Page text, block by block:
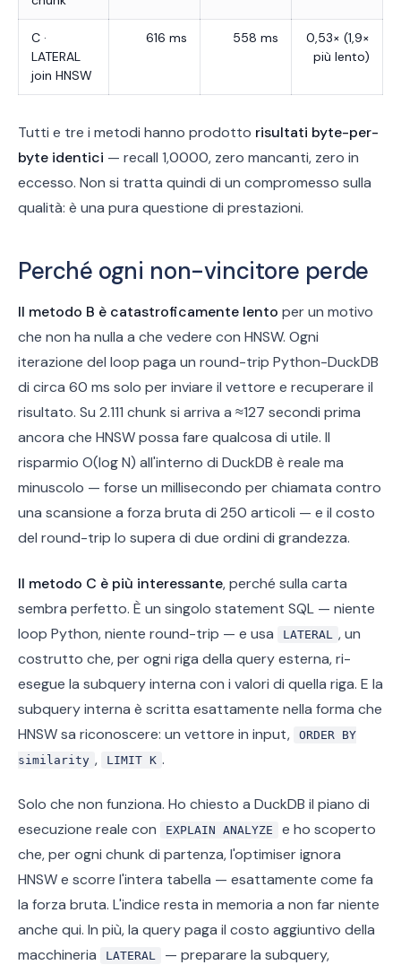
C ·
LATERAL
join HNSW
616 ms 558 ms
0,53× (1,9×
più lento)
Tutti e tre i metodi hanno prodotto risultati byte-per-
byte identici — recall 1,0000, zero mancanti, zero in
eccesso. Non si tratta quindi di un compromesso sulla
qualità: è una pura questione di prestazioni.
Perché ogni non-vincitore perde
Il metodo B è catastroficamente lento per un motivo
che non ha nulla a che vedere con HNSW. Ogni
iterazione del loop paga un round-trip Python-DuckDB
di circa 60 ms solo per inviare il vettore e recuperare il
risultato. Su 2.111 chunk si arriva a ≈127 secondi prima
ancora che HNSW possa fare qualcosa di utile. Il
risparmio O(log N) all'interno di DuckDB è reale ma
minuscolo — forse un millisecondo per chiamata contro
una scansione a forza bruta di 250 articoli — e il costo
del round-trip lo supera di due ordini di grandezza.
Il metodo C è più interessante, perché sulla carta
sembra perfetto. È un singolo statement SQL — niente
loop Python, niente round-trip — e usa
LATERAL
, un
costrutto che, per ogni riga della query esterna, ri-
esegue la subquery interna con i valori di quella riga. E la
subquery interna è scritta esattamente nella forma che
HNSW sa riconoscere: un vettore in input,
ORDER BY
similarity , LIMIT K .
Solo che non funziona. Ho chiesto a DuckDB il piano di
esecuzione reale con
EXPLAIN ANALYZE
e ho scoperto
che, per ogni chunk di partenza, l'optimiser ignora
HNSW e scorre l'intera tabella — esattamente come fa
la forza bruta. L'indice resta in memoria a non far niente
anche qui. In più, la query paga il costo aggiuntivo della
macchineria
LATERAL
— preparare la subquery,